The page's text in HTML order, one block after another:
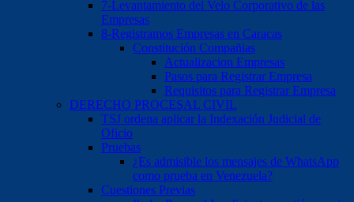
7-Levantamiento del Velo Corporativo de las
Empresas
8-Registramos Empresas en Caracas
Constitución Compañias
Actualizacion Empresas
Pasos para Registrar Empresa
Requisitos para Registrar Empresa
DERECHO PROCESAL CIVIL
TSJ ordena aplicar la Indexación Judicial de
Oficio
Pruebas
¿Es admisible los mensajes de WhatsApp
como prueba en Venezuela?
Cuestiones Previas